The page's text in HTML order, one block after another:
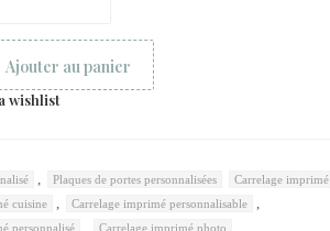
Ajouter au panier
wishlist
Plaques de portes personnalisées Carrelage imprimé
cuisine Carrelage imprimé personnalisable
personnalisé Carrelage imprimé photo